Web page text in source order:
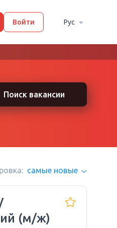
Войти Рус
Поиск вакансии
самые новые
(м/ж)